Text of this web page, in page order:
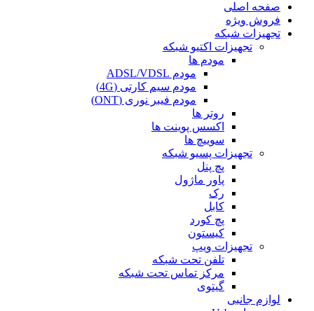
صفحه اصلی
فروش ویژه
تجهیزات شبکه
تجهیزات اکتیو شبکه
مودم ها
مودم ADSL/VDSL
مودم سیم کارتی (4G)
مودم فیبر نوری (ONT)
روتر ها
اکسس پوینت ها
سوییچ ها
تجهیزات پسیو شبکه
پچ پنل
پاور ماژول
رک
کابل
پچ کورد
کیستون
تجهیزات ویپ
تلفن تحت شبکه
مرکز تماس تحت شبکه
گیتوی
لوازم جانبی